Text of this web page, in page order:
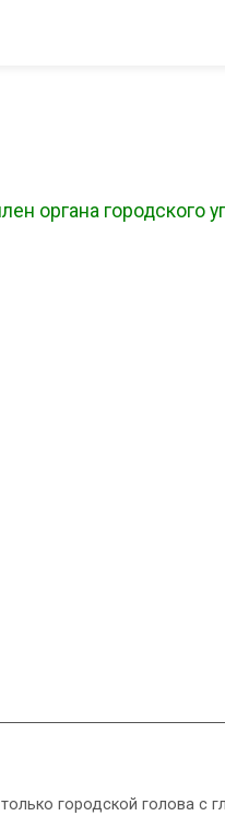
органа городского
городской голова с